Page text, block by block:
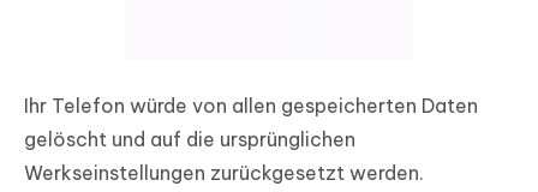
Ihr Telefon würde von allen gespeicherten Daten
gelöscht und auf die ursprünglichen
Werkseinstellungen zurückgesetzt werden.